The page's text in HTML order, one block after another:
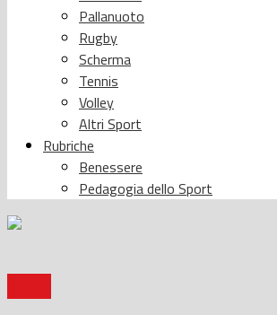
Pallanuoto
Rugby
Scherma
Tennis
Volley
Altri Sport
Rubriche
Benessere
Pedagogia dello Sport